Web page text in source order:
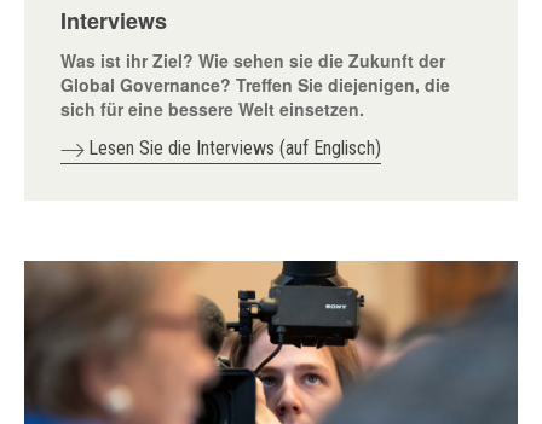
Interviews
Was ist ihr Ziel? Wie sehen sie die Zukunft der
Global Governance? Treffen Sie diejenigen, die
sich für eine bessere Welt einsetzen.
Lesen Sie die Interviews (auf Englisch)